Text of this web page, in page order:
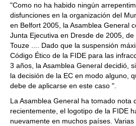
"Como no ha habido ningún
disfunciones en la organización del
en Belfort 2005, la Asamblea General
Junta Ejecutiva en Dresde de 2005,
Touze .... Dado que la suspensión
Código Ético de la FIDE para las
3 años, la Asamblea General decidió,
la decisión de la EC en modo alguno,
debe de aplicarse en este caso ".
La Asamblea General ha tomado nota
recientemente, el logotipo de la FIDE
nuevamente en muchos países.